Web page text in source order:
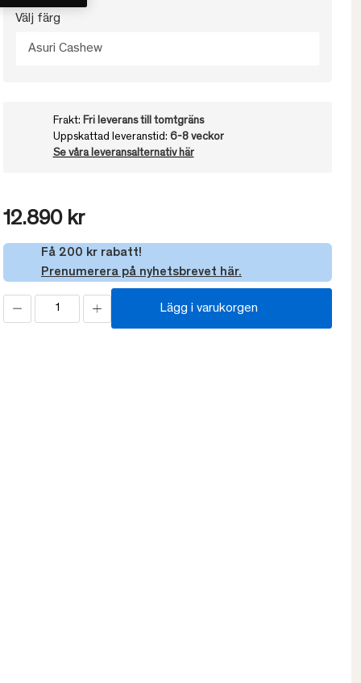
Välj färg
Asuri Cashew
Frakt: Fri leverans till tomtgräns
Uppskattad leveranstid: 6-8 veckor
Se våra leveransalternativ här
12.890 kr
Få 200 kr rabatt!
Prenumerera på nyhetsbrevet här.
Lägg i varukorgen